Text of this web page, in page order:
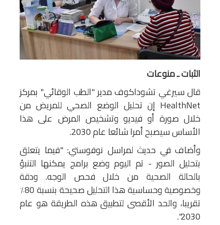
الثبات ـ منوعات
قال سيرغي تشوداكوف مدير "الطب الوقائي" بمركز
HealthNet إن تحليل الوضع الصحي للمريض من
خلال صورة أو فيديو وتشخيص المرض على هذا
الأساس سيصبح أمرا شائعا عام 2030.
وأضاف في حديث لمراسل نوفوستي: "فيما يتعلق
بتحليل الصور - تم اليوم وضع برامج يمكنها التنبؤ
بالحالة الصحية من خلال فحص الوجه. ودقة
وخصوصية وحساسية هذا التحليل صحيحة بنسبة 80٪
تقريبا، والحد الأقصى لتطبيق هذه الطريقة هو عام
2030".